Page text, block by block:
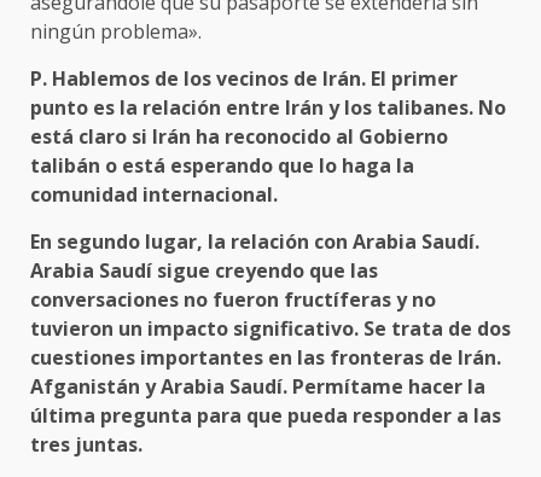
ningún problema».
P. Hablemos de los vecinos de Irán. El primer
punto es la relación entre Irán y los talibanes. No
está claro si Irán ha reconocido al Gobierno
talibán o está esperando que lo haga la
comunidad internacional.
En segundo lugar, la relación con Arabia Saudí.
Arabia Saudí sigue creyendo que las
conversaciones no fueron fructíferas y no
tuvieron un impacto significativo. Se trata de dos
cuestiones importantes en las fronteras de Irán.
Afganistán y Arabia Saudí. Permítame hacer la
última pregunta para que pueda responder a las
tres juntas.